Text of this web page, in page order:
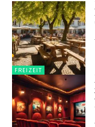
FREIZEIT